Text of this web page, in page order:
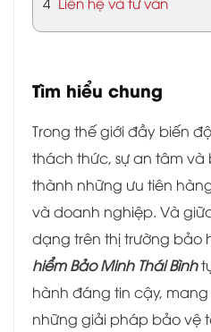
Tìm hiểu chung
Trong thế giới đầy biến
thách thức, sự an tâm và
thành những ưu tiên
và doanh nghiệp. Và
dạng trên thị trường bảo
hiểm Bảo Minh Thái Bình
hành đáng tin cậy,
những giải pháp bảo vệ